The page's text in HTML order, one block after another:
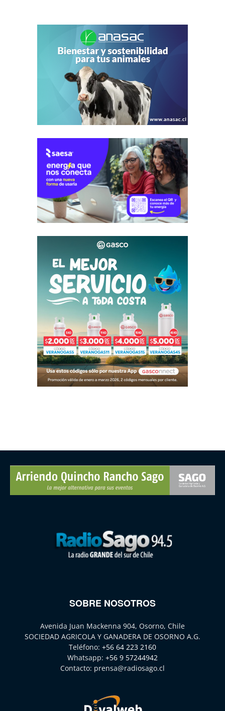
SOBRE NOSOTROS
Avenida Juan Mackenna 904, Osorno, Chile
SOCIEDAD AGRICOLA Y GANADERA DE OSORNO A.G.
Teléfono: +56 64 223 2160
Whatsapp: +56 9 57244942
Contacto: prensa@radiosago.cl